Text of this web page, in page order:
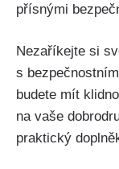
přísnými
Nezaříkejte si
s
budete mít⁢
na vaše
praktický